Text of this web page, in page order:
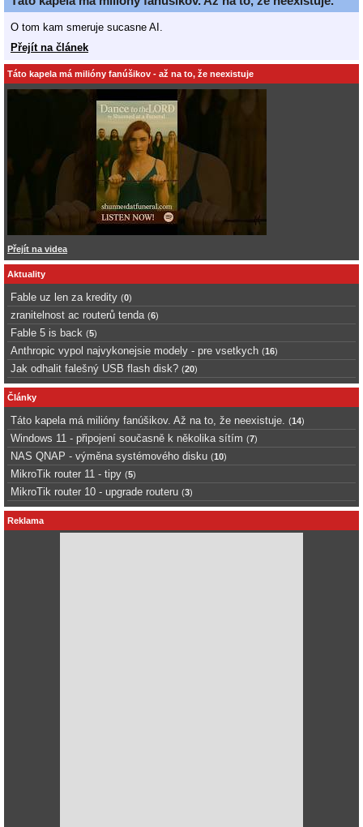
O tom kam smeruje sucasne AI.
Přejít na článek
Táto kapela má milióny fanúšikov - až na to, že neexistuje
Přejít na videa
Aktuality
Fable uz len za kredity (0)
zranitelnost ac routerů tenda (6)
Fable 5 is back (5)
Anthropic vypol najvykonejsie modely - pre vsetkych (16)
Jak odhalit falešný USB flash disk? (20)
Články
Táto kapela má milióny fanúšikov. Až na to, že neexistuje. (14)
Windows 11 - připojení současně k několika sítím (7)
NAS QNAP - výměna systémového disku (10)
MikroTik router 11 - tipy (5)
MikroTik router 10 - upgrade routeru (3)
Reklama